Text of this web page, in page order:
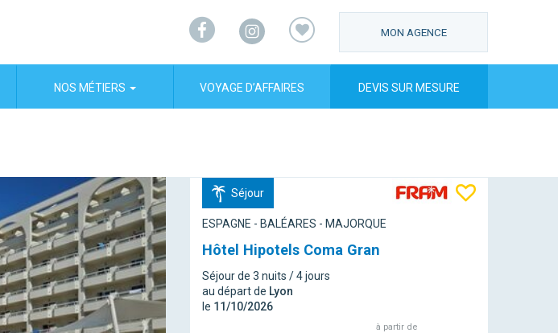
Facebook
Instagram
MON AGENCE
NOS MÉTIERS VOYAGE D’AFFAIRES DEVIS SUR MESURE
Séjour
ESPAGNE - BALÉARES - MAJORQUE
Hôtel Hipotels Coma Gran
Séjour de 3 nuits / 4 jours
au départ de Lyon
le 11/10/2026
à partir de